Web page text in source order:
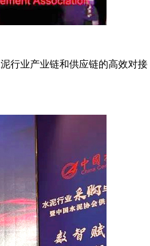
行业产业链和供应链的高效对